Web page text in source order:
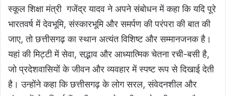
स्कूल शिक्षा मंत्री गजेंद्र यादव ने अपने संबोधन में कहा कि यदि पूरे
भारतवर्ष में देवभूमि, संस्कारभूमि और समर्पण की परंपरा की बात की
जाए, तो छत्तीसगढ़ का स्थान अत्यंत विशिष्ट और सम्मानजनक है।
यहां की मिट्टी में सेवा, सद्भाव और आध्यात्मिक चेतना रची-बसी है,
जो प्रदेशवासियों के जीवन और व्यवहार में स्पष्ट रूप से दिखाई देती
है। उन्होंने कहा कि छत्तीसगढ़ के लोग सरल, संवेदनशील और